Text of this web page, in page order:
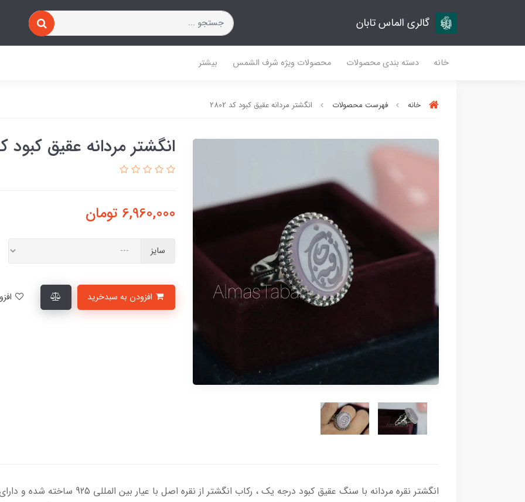
گالری الماس تابان
خانه دسته بندی محصولات محصولات ویژه شرف الشمس بیشتر
خانه فهرست محصولات انگشتر مردانه عقیق کبود کد 2802
انگشتر مردانه عقیق کبود کد
6,960,000 تومان
سایز
انگشتر نقره مردانه با سنگ عقیق کبود درجه